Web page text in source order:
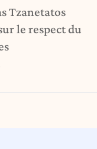
Tzanetatos
le respect du